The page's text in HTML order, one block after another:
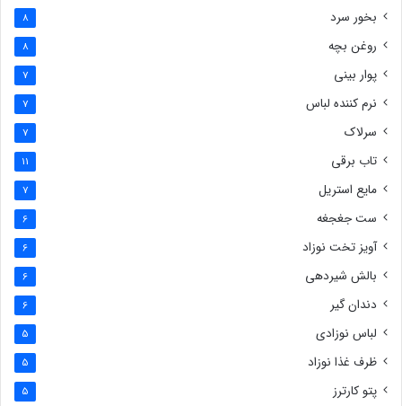
بخور سرد 8
روغن بچه 8
پوار بینی 7
نرم کننده لباس 7
سرلاک 7
تاب برقی 11
مایع استریل 7
ست جغجغه 6
آویز تخت نوزاد 6
بالش شیردهی 6
دندان گیر 6
لباس نوزادی 5
ظرف غذا نوزاد 5
پتو کارترز 5